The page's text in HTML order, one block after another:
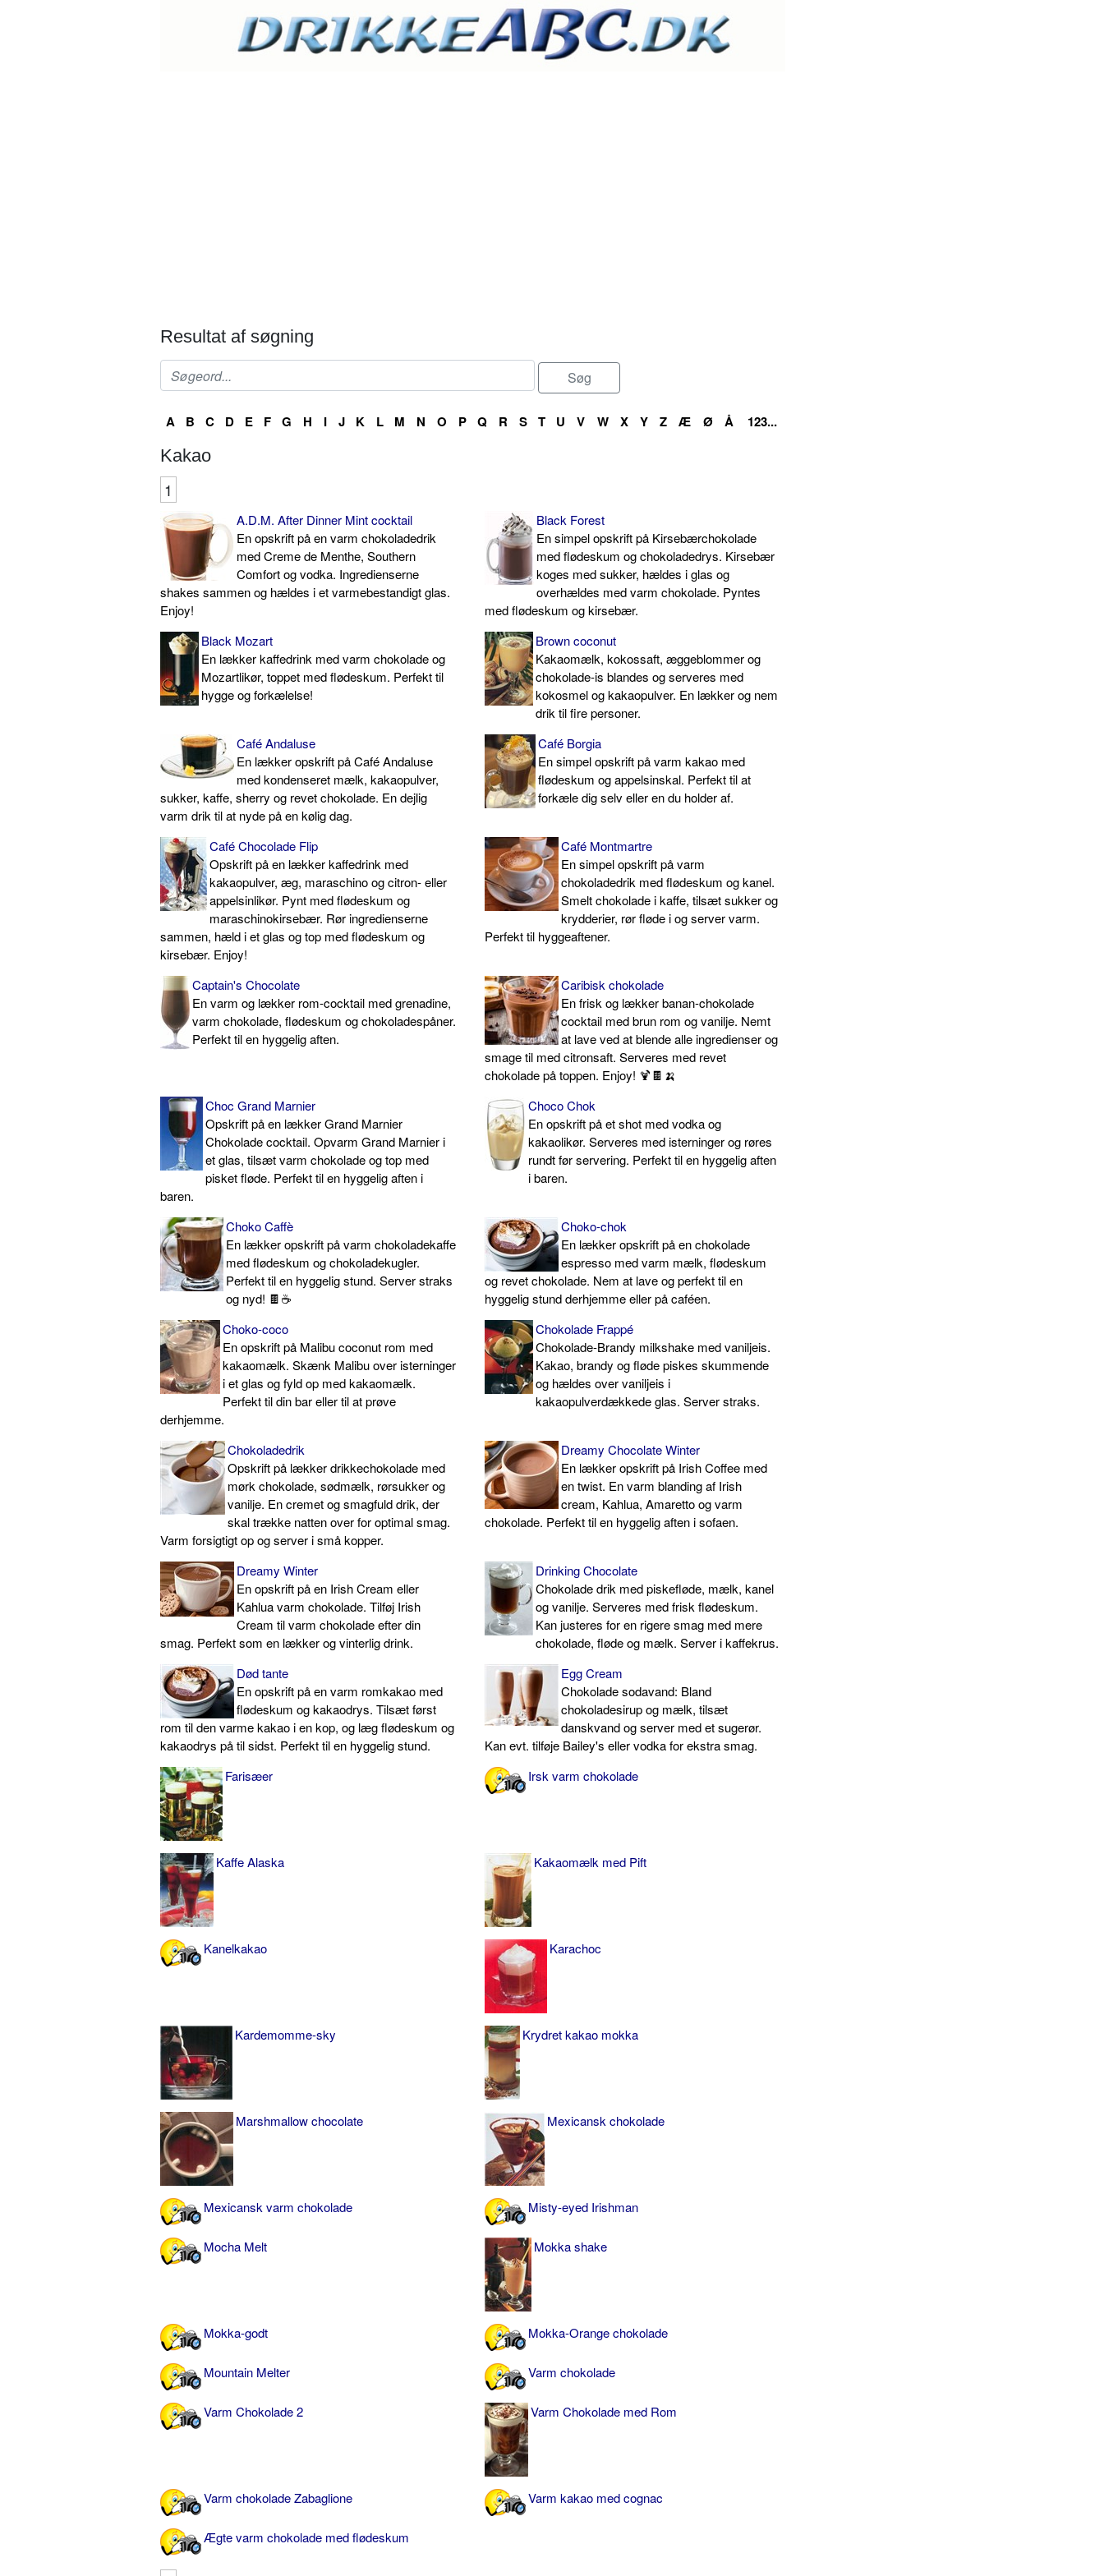
Resultat af søgning
A B C D E F G H I J K L M N O P Q R S T U V W X Y Z Æ Ø Å 123...
Kakao
1
A.D.M. After Dinner Mint cocktail
En opskrift på en varm chokoladedrik
med Creme de Menthe, Southern
Comfort og vodka. Ingredienserne
shakes sammen og hældes i et varmebestandigt glas.
Enjoy!
Black Forest
En simpel opskrift på Kirsebærchokolade
med flødeskum og chokoladedrys. Kirsebær
koges med sukker, hældes i glas og
overhældes med varm chokolade. Pyntes
med flødeskum og kirsebær.
Black Mozart
En lækker kaffedrink med varm chokolade og
Mozartlikør, toppet med flødeskum. Perfekt til
hygge og forkælelse!
Brown coconut
Kakaomælk, kokossaft, æggeblommer og
chokolade-is blandes og serveres med
kokosmel og kakaopulver. En lækker og nem
drik til fire personer.
Café Andaluse
En lækker opskrift på Café Andaluse
med kondenseret mælk, kakaopulver,
sukker, kaffe, sherry og revet chokolade. En dejlig
varm drik til at nyde på en kølig dag.
Café Borgia
En simpel opskrift på varm kakao med
flødeskum og appelsinskal. Perfekt til at
forkæle dig selv eller en du holder af.
Café Chocolade Flip
Opskrift på en lækker kaffedrink med
kakaopulver, æg, maraschino og citron- eller
appelsinlikør. Pynt med flødeskum og
maraschinokirsebær. Rør ingredienserne
sammen, hæld i et glas og top med flødeskum og
kirsebær. Enjoy!
Café Montmartre
En simpel opskrift på varm
chokoladedrik med flødeskum og kanel.
Smelt chokolade i kaffe, tilsæt sukker og
krydderier, rør fløde i og server varm.
Perfekt til hyggeaftener.
Captain's Chocolate
En varm og lækker rom-cocktail med grenadine,
varm chokolade, flødeskum og chokoladespåner.
Perfekt til en hyggelig aften.
Caribisk chokolade
En frisk og lækker banan-chokolade
cocktail med brun rom og vanilje. Nemt
at lave ved at blende alle ingredienser og
smage til med citronsaft. Serveres med revet
chokolade på toppen. Enjoy! 🍹🍫🍌
Choc Grand Marnier
Opskrift på en lækker Grand Marnier
Chokolade cocktail. Opvarm Grand Marnier i
et glas, tilsæt varm chokolade og top med
pisket fløde. Perfekt til en hyggelig aften i
baren.
Choco Chok
En opskrift på et shot med vodka og
kakaolikør. Serveres med isterninger og røres
rundt før servering. Perfekt til en hyggelig aften
i baren.
Choko Caffè
En lækker opskrift på varm chokoladekaffe
med flødeskum og chokoladekugler.
Perfekt til en hyggelig stund. Server straks
og nyd! 🍫☕️
Choko-chok
En lækker opskrift på en chokolade
espresso med varm mælk, flødeskum
og revet chokolade. Nem at lave og perfekt til en
hyggelig stund derhjemme eller på caféen.
Choko-coco
En opskrift på Malibu coconut rom med
kakaomælk. Skænk Malibu over isterninger
i et glas og fyld op med kakaomælk.
Perfekt til din bar eller til at prøve
derhjemme.
Chokolade Frappé
Chokolade-Brandy milkshake med vaniljeis.
Kakao, brandy og fløde piskes skummende
og hældes over vaniljeis i
kakaopulverdækkede glas. Server straks.
Chokoladedrik
Opskrift på lækker drikkechokolade med
mørk chokolade, sødmælk, rørsukker og
vanilje. En cremet og smagfuld drik, der
skal trække natten over for optimal smag.
Varm forsigtigt op og server i små kopper.
Dreamy Chocolate Winter
En lækker opskrift på Irish Coffee med
en twist. En varm blanding af Irish
cream, Kahlua, Amaretto og varm
chokolade. Perfekt til en hyggelig aften i sofaen.
Dreamy Winter
En opskrift på en Irish Cream eller
Kahlua varm chokolade. Tilføj Irish
Cream til varm chokolade efter din
smag. Perfekt som en lækker og vinterlig drink.
Drinking Chocolate
Chokolade drik med piskefløde, mælk, kanel
og vanilje. Serveres med frisk flødeskum.
Kan justeres for en rigere smag med mere
chokolade, fløde og mælk. Server i kaffekrus.
Død tante
En opskrift på en varm romkakao med
flødeskum og kakaodrys. Tilsæt først
rom til den varme kakao i en kop, og læg flødeskum og
kakaodrys på til sidst. Perfekt til en hyggelig stund.
Egg Cream
Chokolade sodavand: Bland
chokoladesirup og mælk, tilsæt
danskvand og server med et sugerør.
Kan evt. tilføje Bailey's eller vodka for ekstra smag.
Farisæer
Irsk varm chokolade
Kaffe Alaska Kakaomælk med Pift
Kanelkakao Karachoc
Kardemomme-sky Krydret kakao mokka
Marshmallow chocolate Mexicansk chokolade
Mexicansk varm chokolade Misty-eyed Irishman
Mocha Melt Mokka shake
Mokka-godt Mokka-Orange chokolade
Mountain Melter Varm chokolade
Varm Chokolade 2 Varm Chokolade med Rom
Varm chokolade Zabaglione Varm kakao med cognac
Ægte varm chokolade med flødeskum